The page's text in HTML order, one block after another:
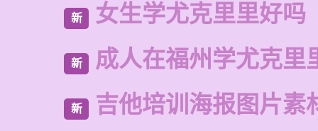
新 女生学尤克里里好吗
新 成人在福州学尤克里
新 吉他培训海报图片素